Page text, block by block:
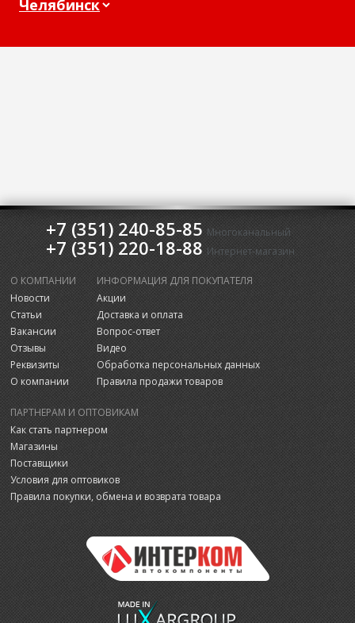
+7 (351) 240-85-85 Многоканальный
+7 (351) 220-18-88 Интернет-магазин
О КОМПАНИИ
Новости
Статьи
Вакансии
Отзывы
Реквизиты
О компании
ИНФОРМАЦИЯ ДЛЯ ПОКУПАТЕЛЯ
Акции
Доставка и оплата
Вопрос-ответ
Видео
Обработка персональных данных
Правила продажи товаров
ПАРТНЕРАМ И ОПТОВИКАМ
Как стать партнером
Магазины
Поставщики
Условия для оптовиков
Правила покупки, обмена и возврата товара